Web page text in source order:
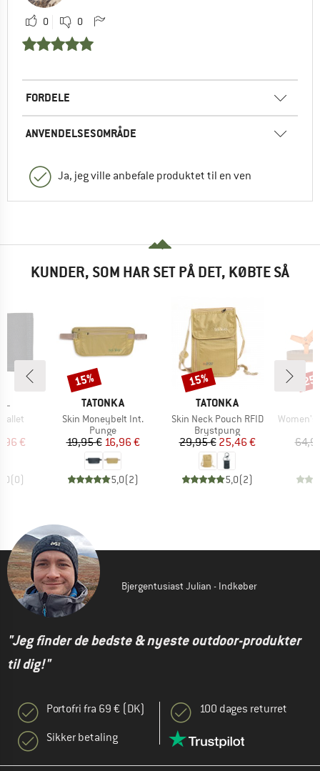
0 0
FORDELE
ANVENDELSESOMRÅDE
Ja, jeg ville anbefale produktet til en ven
KUNDER, SOM HAR SET PÅ DET, KØBTE SÅ
pris
€
(0)
MÆRKE
TATONKA
Artikel
Skin Moneybelt Int.
Produktgruppe
Punge
Pris
19,95 €Nedsat pris
16,96 €
5,0(2)
Rabat
15%
MÆRKE
TATONKA
Artikel
Skin Neck Pouch RFID
Produktgruppe
Brystpung
Pris
29,95 €Nedsat pris
25,46 €
5,0(2)
Rabat
15%
Artikel
Women's
Bjergentusiast Julian - Indkøber
"Jeg finder de bedste & nyeste outdoor-produkter
til dig!"
Portofri fra 69 € (DK)
Sikker betaling
100 dages returret